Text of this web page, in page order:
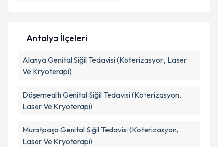
Antalya İlçeleri
AlanyaGenital Siğil Tedavisi (Koterizasyon, Laser
Ve Kryoterapi)
DöşemealtıGenital Siğil Tedavisi (Koterizasyon,
Laser Ve Kryoterapi)
MuratpaşaGenital Siğil Tedavisi (Koterizasyon,
Laser Ve Kryoterapi)